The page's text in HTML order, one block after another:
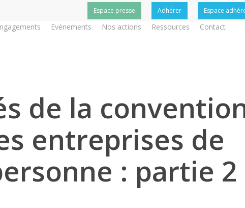
Espace presse Adhérer Espace
Evénements Nos actions Ressources Contact
de la
entreprises de
: partie 2